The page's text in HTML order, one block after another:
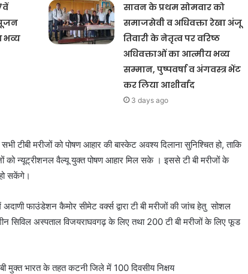
भव्य
सावन के प्रथम सोमवार को
समाजसेवी व अधिवक्ता रेखा अंजू
तिवारी के नेतृत्व पर वरिष्ठ
अधिवक्ताओं का आत्मीय भव्य
सम्मान, पुष्पवर्षा व अंगवस्त्र भेंट
कर लिया आशीर्वाद
3 days ago
टीबी मरीजों को पोषण आहार की बास्केट अवश्य दिलाना सुनिश्चित हो, ताकि
को न्यूट्रीशनल वैल्यू युक्त पोषण आहार मिल सके । इससे टी बी मरीजों के
सकेंगे।
फाउंडेशन कैमोर सीमेट वर्क्स द्वारा टी बी मरीजों की जांच हेतु सोशल
सिविल अस्पताल विजयराघवगढ़ के लिए तथा 200 टी बी मरीजों के लिए फूड
मुक्त भारत के तहत कटनी जिले में 100 दिवसीय निक्षय